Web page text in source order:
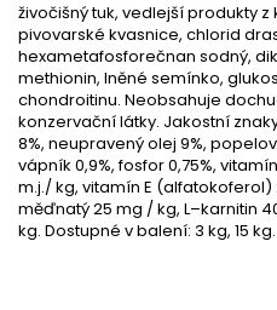
živočišný tuk, vedlejší produkty
pivovarské kvasnice, chlorid
hexametafosforečnan sodný,
methionin, lněné semínko,
chondroitinu. Neobsahuje
konzervační látky. Jakostní
8%, neupravený olej 9%,
vápník 0,9%, fosfor 0,75%,
m.j./ kg, vitamín E
měďnatý 25 mg / kg, L–karnitin
kg. Dostupné v balení: 3 kg, 15 kg.